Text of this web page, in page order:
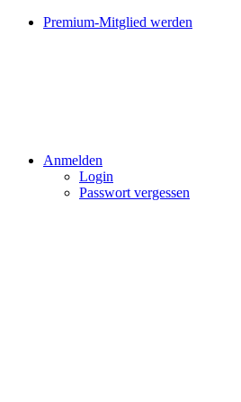
Premium-Mitglied werden
Anmelden
Login
Passwort vergessen